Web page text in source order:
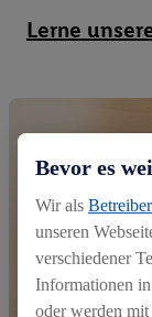
Lerne
Bevor es
Wir als
unseren
verschiedener
Informationen
oder werden